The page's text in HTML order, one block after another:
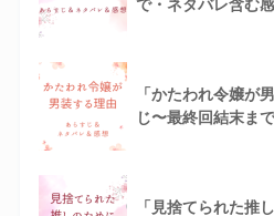
で・ネタバレ含む
「かたわれ令嬢が
じ〜最終回結末ま
「見捨てられた推